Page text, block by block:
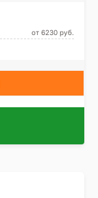
от 6230 pуб.